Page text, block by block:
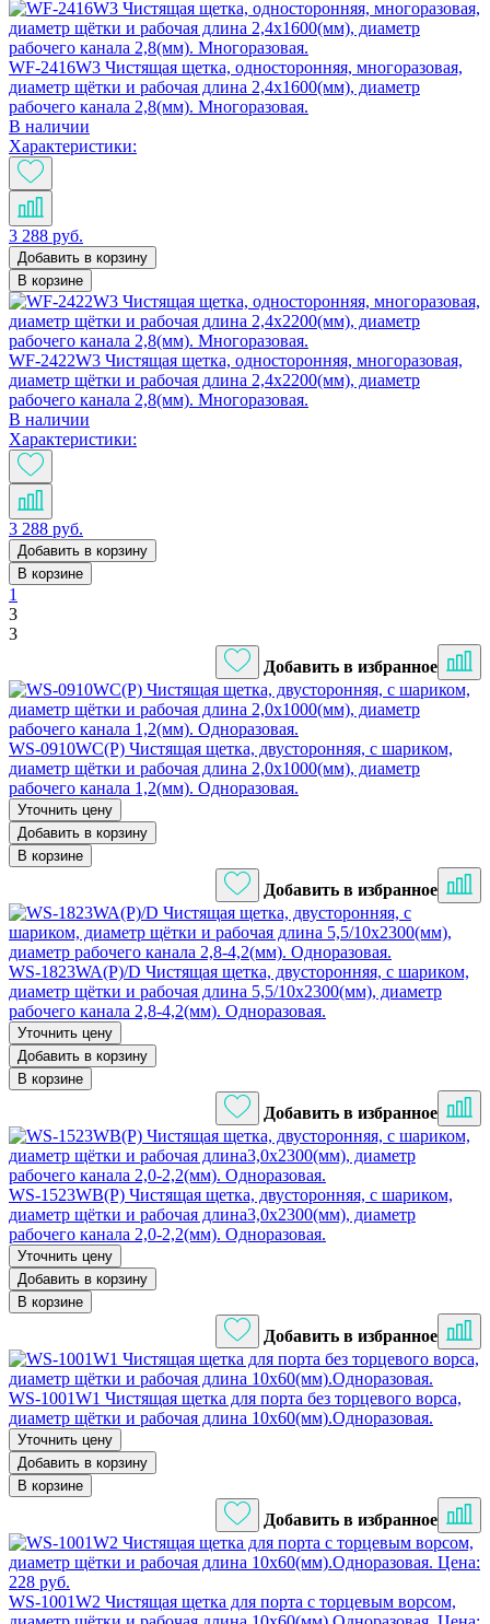
WF-2416W3 Чистящая щетка, односторонняя, многоразовая,
диаметр щётки и рабочая длина 2,4х1600(мм), диаметр
рабочего канала 2,8(мм). Многоразовая.
В наличии
Характеристики:
3 288 руб.
Добавить в корзину
В корзине
WF-2422W3 Чистящая щетка, односторонняя, многоразовая,
диаметр щётки и рабочая длина 2,4х2200(мм), диаметр
рабочего канала 2,8(мм). Многоразовая.
В наличии
Характеристики:
3 288 руб.
Добавить в корзину
В корзине
1
3
3
Добавить в избранное
WS-0910WC(P) Чистящая щетка, двусторонняя, с шариком,
диаметр щётки и рабочая длина 2,0х1000(мм), диаметр
рабочего канала 1,2(мм). Одноразовая.
Уточнить цену
Добавить в корзину
В корзине
Добавить в избранное
WS-1823WA(P)/D Чистящая щетка, двусторонняя, с шариком,
диаметр щётки и рабочая длина 5,5/10х2300(мм), диаметр
рабочего канала 2,8-4,2(мм). Одноразовая.
Уточнить цену
Добавить в корзину
В корзине
Добавить в избранное
WS-1523WB(P) Чистящая щетка, двусторонняя, с шариком,
диаметр щётки и рабочая длина3,0х2300(мм), диаметр
рабочего канала 2,0-2,2(мм). Одноразовая.
Уточнить цену
Добавить в корзину
В корзине
Добавить в избранное
WS-1001W1 Чистящая щетка для порта без торцевого ворса,
диаметр щётки и рабочая длина 10х60(мм).Одноразовая.
Уточнить цену
Добавить в корзину
В корзине
Добавить в избранное
WS-1001W2 Чистящая щетка для порта с торцевым ворсом,